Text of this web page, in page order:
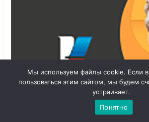
Мы используем файлы cookie. Если
пользоваться этим сайтом, мы будем
устраивает.
Понятно
1
Чат с
администратором